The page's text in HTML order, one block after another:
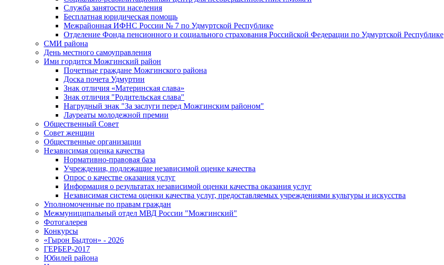
Служба занятости населения
Бесплатная юридическая помощь
Межрайонная ИФНС России № 7 по Удмуртской Республике
Отделение Фонда пенсионного и социального страхования Российской Федерации по Удмуртской Республике
СМИ района
День местного самоуправления
Ими гордится Можгинский район
Почетные граждане Можгинского района
Доска почета Удмуртии
Знак отличия «Материнская слава»
Знак отличия "Родительская слава"
Нагрудный знак "За заслуги перед Можгинским районом"
Лауреаты молодежной премии
Общественный Совет
Совет женщин
Общественные организации
Независимая оценка качества
Нормативно-правовая база
Учреждения, подлежащие независимой оценке качества
Опрос о качестве оказания услуг
Информация о результатах независимой оценки качества оказания услуг
Независимая система оценки качества услуг, предоставляемых учреждениями культуры и искусства
Уполномоченные по правам граждан
Межмуниципальный отдел МВД России "Можгинский"
Фотогалерея
Конкурсы
«Гырон Быдтон» - 2026
ГЕРБЕР-2017
Юбилей района